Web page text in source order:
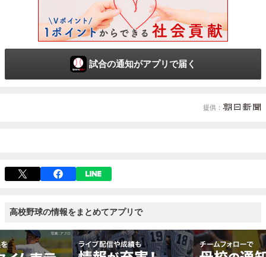
試合の通知がアプリで届く
提供
高校野球の情報をまとめてアプリで